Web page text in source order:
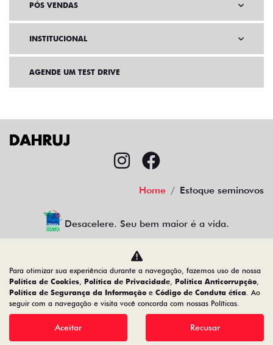
PÓS VENDAS
INSTITUCIONAL
AGENDE UM TEST DRIVE
Home Estoque seminovos
Desacelere. Seu bem maior é a vida.
CMJ Comércio de Veículos Ltda
05.026.792/0024-83
Desenvolvido pela DEALERSPACE ® Direitos Reservados.
Para otimizar sua experiência durante a navegação, fazemos uso de nossa
Política de Cookies, Política de Privacidade, Política Anticorrupção,
Política de Segurança da Informação e Código de Conduta ética. Ao
seguir com a navegação e visita você concorda com nossas Políticas.
Aceitar Recusar